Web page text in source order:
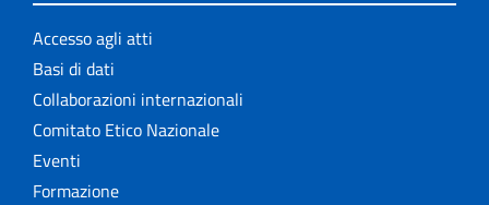
Accesso agli atti
Basi di dati
Collaborazioni internazionali
Comitato Etico Nazionale
Eventi
Formazione